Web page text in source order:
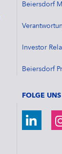
Beiersdorf
Investor
Beiersdorf
FOLGE UNS